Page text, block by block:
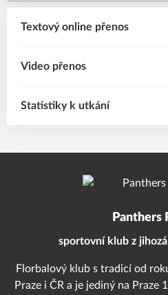
Textový online přenos
Video přenos
Statistiky k utkání
Panthers
sportovní klub z
Florbalový klub s tradicí od
Praze i ČR a je jediný na Praze